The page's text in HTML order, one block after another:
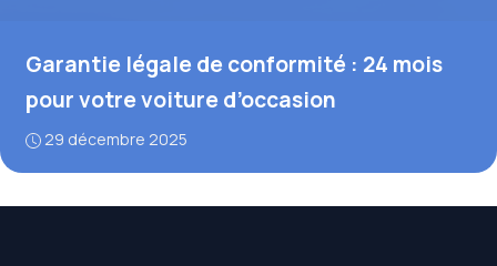
Garantie légale de conformité : 24 mois
pour votre voiture d’occasion
29 décembre 2025